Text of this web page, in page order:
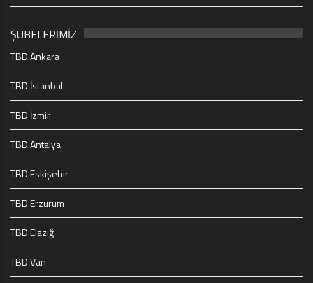
ŞUBELERİMİZ
TBD Ankara
TBD İstanbul
TBD İzmir
TBD Antalya
TBD Eskişehir
TBD Erzurum
TBD Elazığ
TBD Van